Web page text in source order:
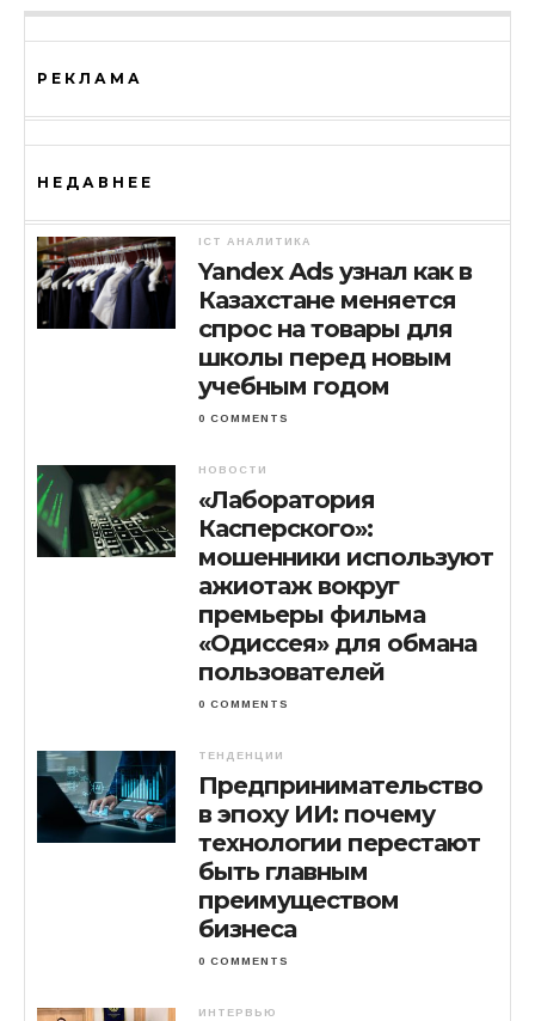
РЕКЛАМА
НЕДАВНЕЕ
ICT АНАЛИТИКА
Yandex Ads узнал как в
Казахстане меняется
спрос на товары для
школы перед новым
учебным годом
0 COMMENTS
НОВОСТИ
«Лаборатория
Касперского»:
мошенники используют
ажиотаж вокруг
премьеры фильма
«Одиссея» для обмана
пользователей
0 COMMENTS
ТЕНДЕНЦИИ
Предпринимательство
в эпоху ИИ: почему
технологии перестают
быть главным
преимуществом
бизнеса
0 COMMENTS
ИНТЕРВЬЮ